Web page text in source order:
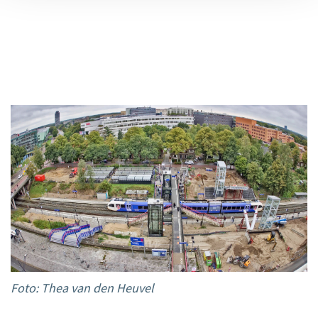
Foto: Thea van den Heuvel